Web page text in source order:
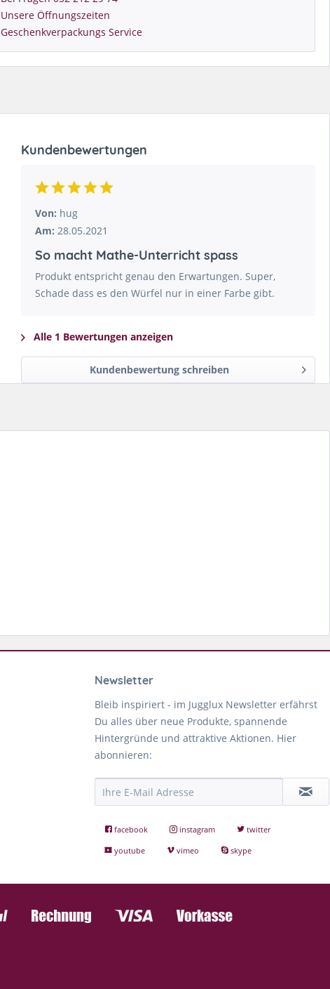
Unsere Öffnungszeiten
Geschenkverpackungs Service
Kundenbewertungen
Von: hug
Am: 28.05.2021
So macht Mathe-Unterricht spass
Produkt entspricht genau den Erwartungen. Super,
Schade dass es den Würfel nur in einer Farbe gibt.
Alle 1 Bewertungen anzeigen
Kundenbewertung schreiben
Newsletter
Bleib inspiriert - im Jugglux Newsletter erfährst
Du alles über neue Produkte, spannende
Hintergründe und attraktive Aktionen. Hier
abonnieren:
facebook instagram
twitter
youtube
vimeo skype